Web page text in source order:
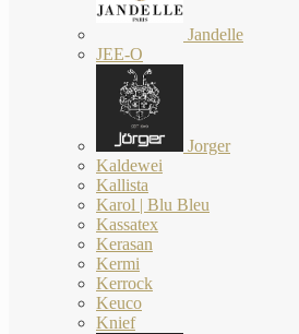
Jandelle
JEE-O
Jorger
Kaldewei
Kallista
Karol | Blu Bleu
Kassatex
Kerasan
Kermi
Kerrock
Keuco
Knief